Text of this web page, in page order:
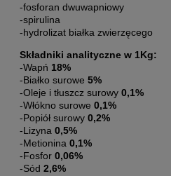
-fosforan dwuwapniowy
-spirulina
-hydrolizat białka zwierzęcego
Składniki analityczne w 1Kg:
-Wapń 18%
-Białko surowe 5%
-Oleje i tłuszcz surowy 0,1%
-Włókno surowe 0,1%
-Popiół surowy 0,2%
-Lizyna 0,5%
-Metionina 0,1%
-Fosfor 0,06%
-Sód 2,6%